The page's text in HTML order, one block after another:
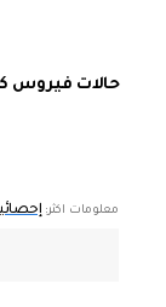
حالات فيروس
معلومات اكثر: